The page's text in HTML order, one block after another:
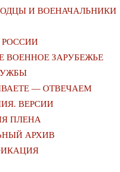
И ВОЕНАЧАЛЬНИКИ
ВОЕННОЕ ЗАРУБЕЖЬЕ
— ОТВЕЧАЕМ
ВЕРСИИ
ПЛЕНА
АРХИВ